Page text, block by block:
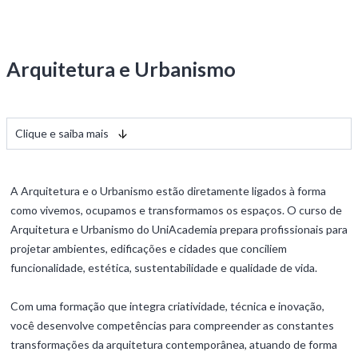
Arquitetura e Urbanismo
Clique e saiba mais
A Arquitetura e o Urbanismo estão diretamente ligados à forma
como vivemos, ocupamos e transformamos os espaços. O curso de
Arquitetura e Urbanismo do UniAcademia prepara profissionais para
projetar ambientes, edificações e cidades que conciliem
funcionalidade, estética, sustentabilidade e qualidade de vida.
Com uma formação que integra criatividade, técnica e inovação,
você desenvolve competências para compreender as constantes
transformações da arquitetura contemporânea, atuando de forma